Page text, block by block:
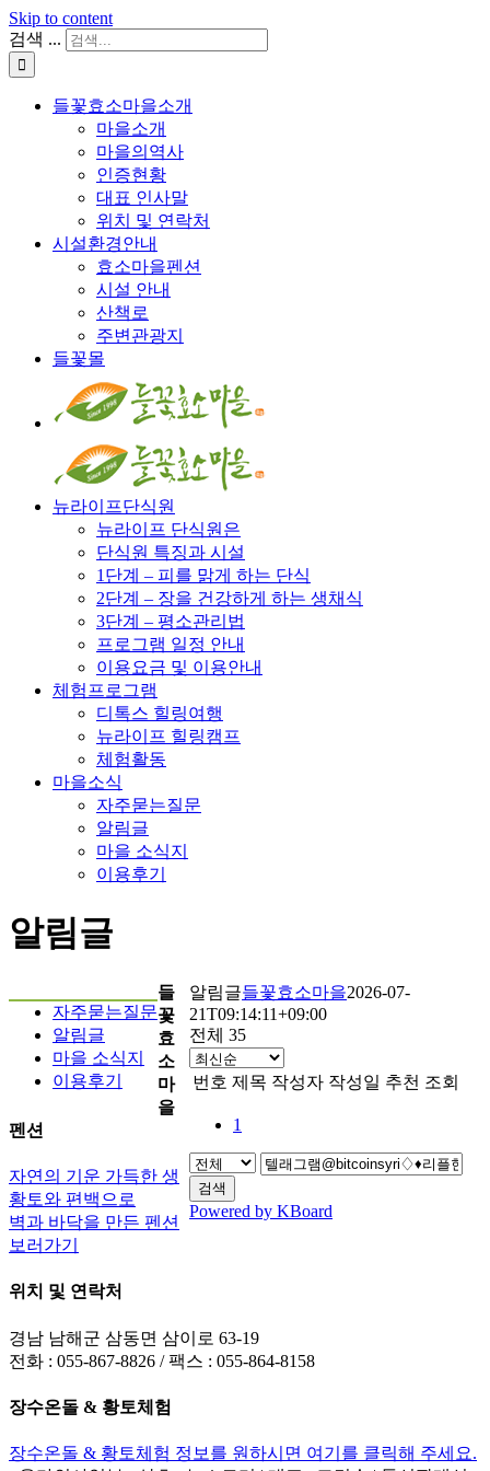
Skip to content
검색 ...
들꽃효소마을소개
마을소개
마을의역사
인증현황
대표 인사말
위치 및 연락처
시설환경안내
효소마을펜션
시설 안내
산책로
주변관광지
들꽃몰
뉴라이프단식원
뉴라이프 단식원은
단식원 특징과 시설
1단계 – 피를 맑게 하는 단식
2단계 – 장을 건강하게 하는 생채식
3단계 – 평소관리법
프로그램 일정 안내
이용요금 및 이용안내
체험프로그램
디톡스 힐링여행
뉴라이프 힐링캠프
체험활동
마을소식
자주묻는질문
알림글
마을 소식지
이용후기
알림글
알림글들꽃효소마을2026-07-
21T09:14:11+09:00
전체 35
번호 제목 작성자 작성일 추천 조회
1
검색
Powered by KBoard
자주묻는질문
알림글
마을 소식지
이용후기
들
꽃
효
소
마
을
펜션
자연의 기운 가득한 생
황토와 편백으로
벽과 바닥을 만든 펜션
보러가기
위치 및 연락처
경남 남해군 삼동면 삼이로 63-19
전화 : 055-867-8826 / 팩스 : 055-864-8158
장수온돌 & 황토체험
장수온돌 & 황토체험 정보를 원하시면 여기를 클릭해 주세요.